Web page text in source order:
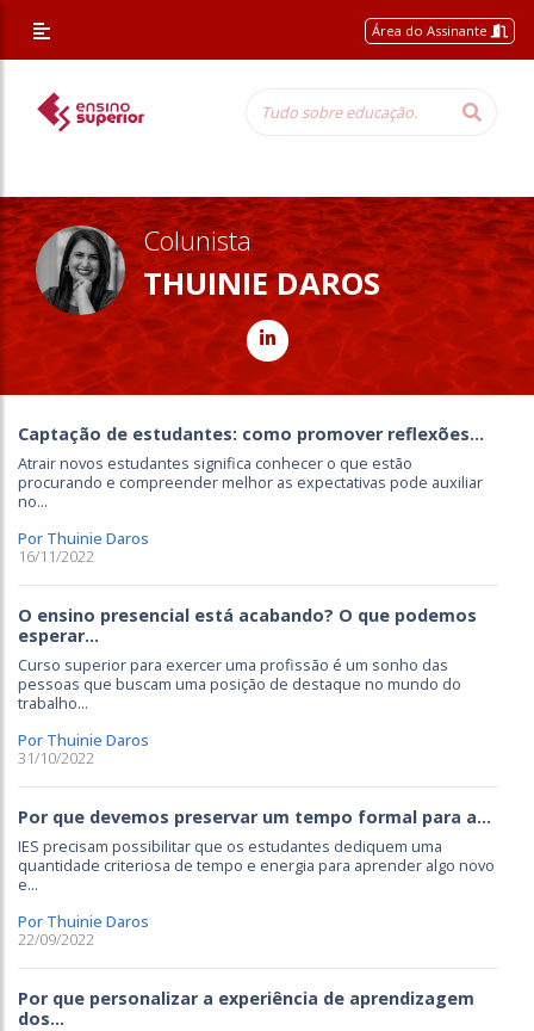
/* Altera a margem superior apenas nessa página */
Área do Assinante
Colunista
THUINIE DAROS
Captação de estudantes: como promover reflexões...
Atrair novos estudantes significa conhecer o que estão
procurando e compreender melhor as expectativas pode auxiliar
no...
Por Thuinie Daros
16/11/2022
O ensino presencial está acabando? O que podemos
esperar...
Curso superior para exercer uma profissão é um sonho das
pessoas que buscam uma posição de destaque no mundo do
trabalho...
Por Thuinie Daros
31/10/2022
Por que devemos preservar um tempo formal para a...
IES precisam possibilitar que os estudantes dediquem uma
quantidade criteriosa de tempo e energia para aprender algo novo
e...
Por Thuinie Daros
22/09/2022
Por que personalizar a experiência de aprendizagem
dos...